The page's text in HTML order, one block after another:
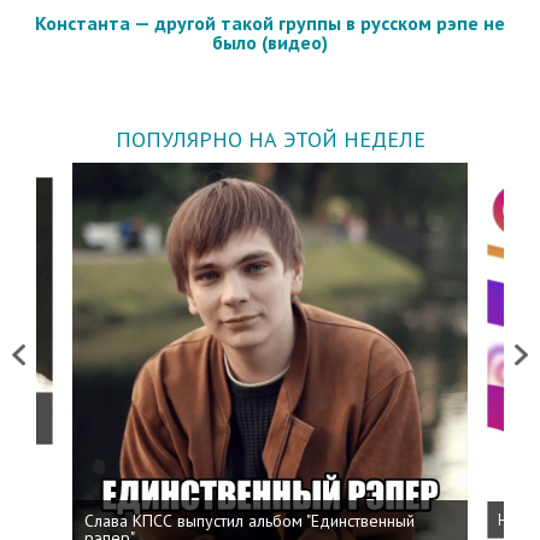
Константа — другой такой группы в русском рэпе не
было (видео)
ПОПУЛЯРНО НА ЭТОЙ НЕДЕЛЕ
Previous
Слава КПСС выпустил альбом "Единственный
Next